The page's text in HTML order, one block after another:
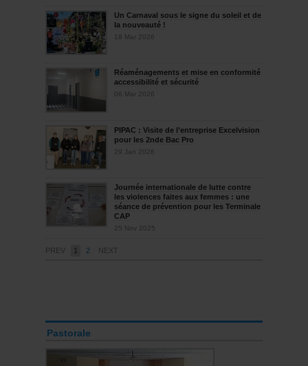
Un Carnaval sous le signe du soleil et de
la nouveauté !
18 Mar 2026
Réaménagements et mise en conformité
accessibilité et sécurité
06 Mar 2026
PIPAC : Visite de l’entreprise Excelvision
pour les 2nde Bac Pro
29 Jan 2026
Journée internationale de lutte contre
les violences faites aux femmes : une
séance de prévention pour les Terminale
CAP
25 Nov 2025
PREV 1 2 NEXT
Pastorale